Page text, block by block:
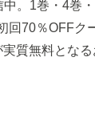
。1巻・4巻
回70％OFFク
質無料とな